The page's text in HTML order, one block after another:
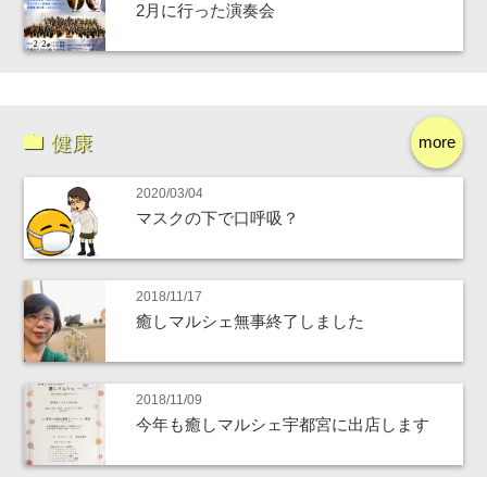
2月に行った演奏会
more
健康
2020/03/04
マスクの下で口呼吸？
2018/11/17
癒しマルシェ無事終了しました
2018/11/09
今年も癒しマルシェ宇都宮に出店します